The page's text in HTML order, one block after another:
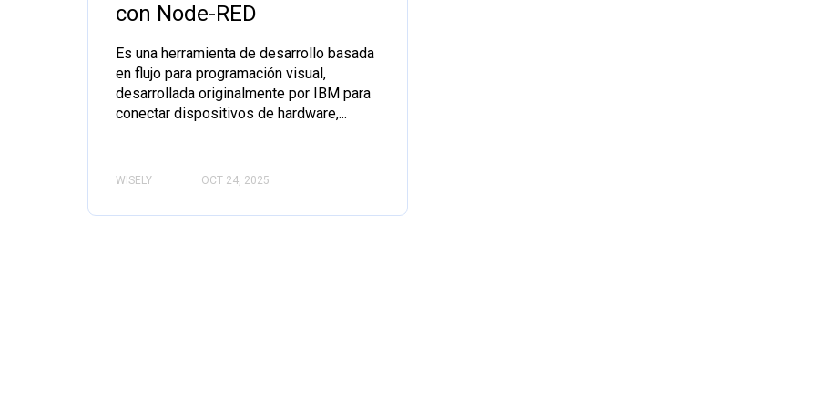
con Node-RED
Es una herramienta de desarrollo basada
en flujo para programación visual,
desarrollada originalmente por IBM para
conectar dispositivos de hardware,...
WISELY OCT 24, 2025